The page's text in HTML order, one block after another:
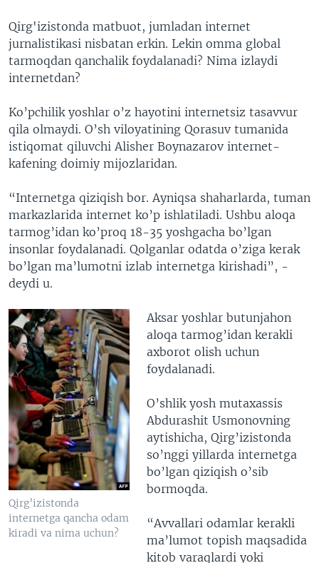
Qirg'izistonda matbuot, jumladan internet
jurnalistikasi nisbatan erkin. Lekin omma global
tarmoqdan qanchalik foydalanadi? Nima izlaydi
internetdan?
Ko’pchilik yoshlar o’z hayotini internetsiz tasavvur
qila olmaydi. O’sh viloyatining Qorasuv tumanida
istiqomat qiluvchi Alisher Boynazarov internet-
kafening doimiy mijozlaridan.
“Internetga qiziqish bor. Ayniqsa shaharlarda, tuman
markazlarida internet ko’p ishlatiladi. Ushbu aloqa
tarmog’idan ko’proq 18-35 yoshgacha bo’lgan
insonlar foydalanadi. Qolganlar odatda o’ziga kerak
bo’lgan ma’lumotni izlab internetga kirishadi”, -
deydi u.
Qirg’izistonda
internetga qancha odam
kiradi va nima uchun?
Aksar yoshlar butunjahon
aloqa tarmog’idan kerakli
axborot olish uchun
foydalanadi.
O’shlik yosh mutaxassis
Abdurashit Usmonovning
aytishicha, Qirg’izistonda
so’nggi yillarda internetga
bo’lgan qiziqish o’sib
bormoqda.
“Avvallari odamlar kerakli
ma’lumot topish maqsadida
kitob varaqlardi yoki